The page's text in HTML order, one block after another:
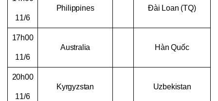
11/6
Philippines Đài Loan (TQ)
17h00
11/6
Australia Hàn Quốc
20h00
11/6
Kyrgyzstan Uzbekistan